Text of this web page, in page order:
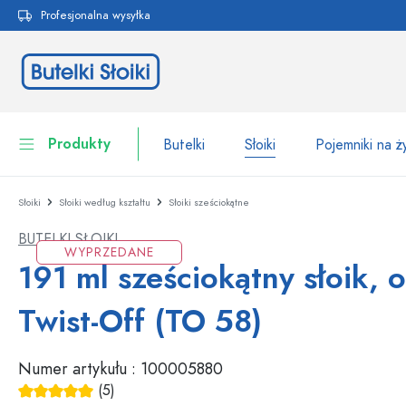
Przejdź do głównej nawigacji
Profesjonalna wysyłka
Produkty Butelki Słoiki Pojemniki na
Butelki
Słoiki
Pojemniki na żywność
Naczynia
Opakowania kosmetyczne
Butelki według marki
Butelki WECK
Butelki według funkcji
Słoiki Słoiki według kształtu Słoiki sześciokątne
BUTELKI SŁOIKI
191 ml sześciokątny słoik,
Twist-Off (TO 58)
Numer artykułu : 100005880
(5)
WYPRZEDANE